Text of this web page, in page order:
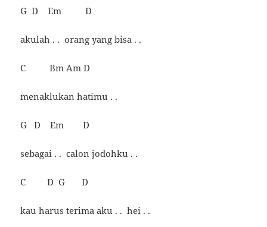
G D Em D
akulah . . orang yang bisa . .
C Bm Am D
menaklukan hatimu . .
G D Em D
sebagai . . calon jodohku . .
C D G D
kau harus terima aku . . hei . .